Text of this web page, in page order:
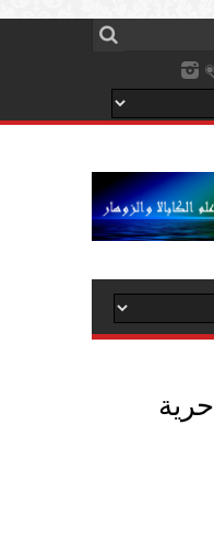
حرية